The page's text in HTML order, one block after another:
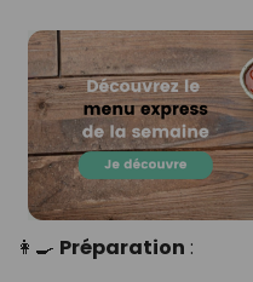
👩‍🍳 Préparation :